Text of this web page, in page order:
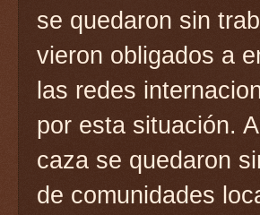
se quedaron sin
vieron obligados a
las redes
por esta situación.
caza se quedaron
de comunidades